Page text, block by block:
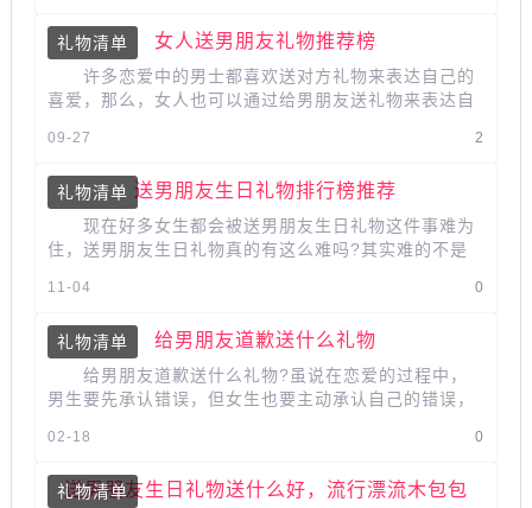
礼物清单 女人送男朋友礼物推荐榜
许多恋爱中的男士都喜欢送对方礼物来表达自己的
喜爱，那么，女人也可以通过给男朋友送礼物来表达自
2
09-27
礼物清单 送男朋友生日礼物排行榜推荐
现在好多女生都会被送男朋友生日礼物这件事难为
住，送男朋友生日礼物真的有这么难吗?其实难的不是
0
11-04
礼物清单 给男朋友道歉送什么礼物
给男朋友道歉送什么礼物?虽说在恋爱的过程中，
男生要先承认错误，但女生也要主动承认自己的错误，
0
02-18
礼物清单
送男朋友生日礼物送什么好，流行漂流木包包